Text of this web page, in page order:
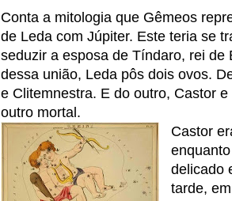
Conta a mitologia que Gêmeos
de Leda com Júpiter. Este teria se
seduzir a esposa de Tíndaro, rei de
dessa união, Leda pôs dois ovos.
e Clitemnestra. E do outro, Castor
outro mortal.
Castor
delicado
tarde,